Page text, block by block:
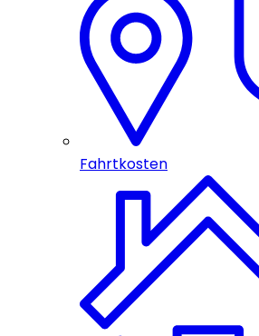
Fahrtkosten